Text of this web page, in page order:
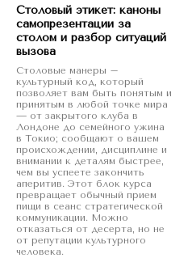
Столовый этикет: каноны
самопрезентации за
столом и разбор ситуаций
вызова
Столовые манеры –
культурный код, который
позволяет вам быть понятым и
принятым в любой точке мира
— от закрытого клуба в
Лондоне до семейного ужина
в Токио; сообщают о вашем
происхождении, дисциплине и
внимании к деталям быстрее,
чем вы успеете закончить
аперитив. Этот блок курса
превращает обычный прием
пищи в сеанс стратегической
коммуникации. Можно
отказаться от десерта, но не
от репутации культурного
человека.